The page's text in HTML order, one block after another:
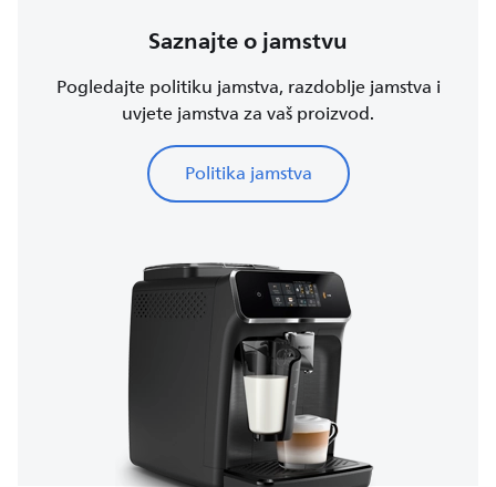
Saznajte o jamstvu
Pogledajte politiku jamstva, razdoblje jamstva i
uvjete jamstva za vaš proizvod.
Politika jamstva